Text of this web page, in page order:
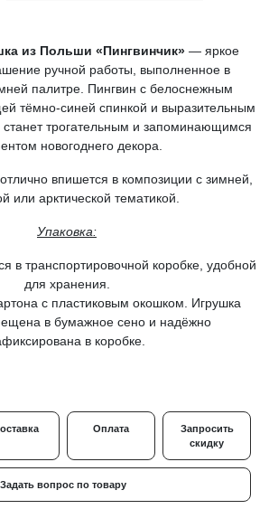
из Польши «Пингвинчик» — яркое
ручной работы, выполненное в
палитре. Пингвин с белоснежным
тёмно-синей спинкой и выразительным
трогательным и запоминающимся
новогоднего декора.
впишется в композиции с зимней,
или арктической тематикой.
Упаковка:
в транспортировочной коробке, удобной
для хранения.
с пластиковым окошком. Игрушка
в бумажное сено и надёжно
в коробке.
Оплата
Запросить
скидку
Задать вопрос по товару